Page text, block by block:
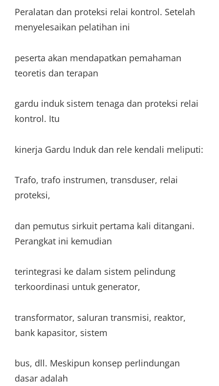
Peralatan dan proteksi relai kontrol. Setelah
menyelesaikan pelatihan ini
peserta akan mendapatkan pemahaman
teoretis dan terapan
gardu induk sistem tenaga dan proteksi relai
kontrol. Itu
kinerja Gardu Induk dan rele kendali meliputi:
Trafo, trafo instrumen, transduser, relai
proteksi,
dan pemutus sirkuit pertama kali ditangani.
Perangkat ini kemudian
terintegrasi ke dalam sistem pelindung
terkoordinasi untuk generator,
transformator, saluran transmisi, reaktor,
bank kapasitor, sistem
bus, dll. Meskipun konsep perlindungan
dasar adalah